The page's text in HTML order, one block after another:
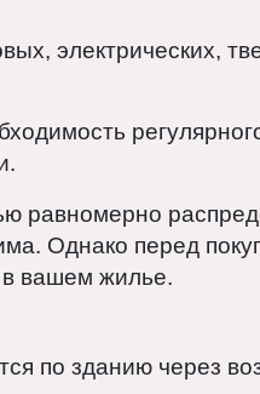
коттеджах с
равномерно
Однако перед